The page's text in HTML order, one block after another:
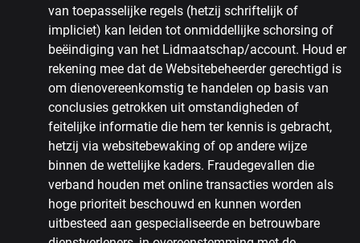
van toepasselijke regels (hetzij schriftelijk of
impliciet) kan leiden tot onmiddellijke schorsing of
beëindiging van het Lidmaatschap/account. Houd er
rekening mee dat de Websitebeheerder gerechtigd is
om dienovereenkomstig te handelen op basis van
conclusies getrokken uit omstandigheden of
feitelijke informatie die hem ter kennis is gebracht,
hetzij via websitebewaking of op andere wijze
binnen de wettelijke kaders. Fraudegevallen die
verband houden met online transacties worden als
hoge prioriteit beschouwd en kunnen worden
uitbesteed aan gespecialiseerde en betrouwbare